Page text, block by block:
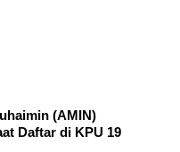
(AMIN)
Daftar di KPU 19